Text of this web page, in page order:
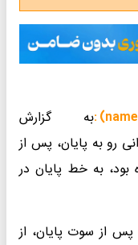
به گزارش
رو به پایان، پس از
بود، به خط پایان در
پس از سوت پایان، از